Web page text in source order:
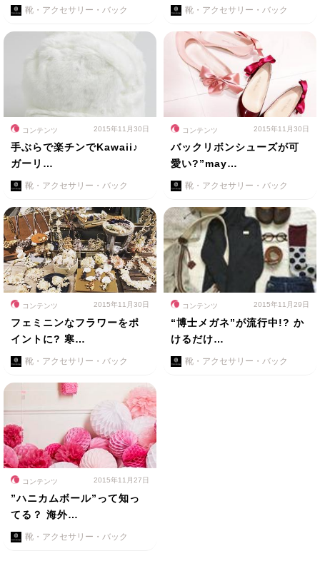
靴・アクセサリー・バック 靴・アクセサリー・バック
コンテンツ 2015年11月30日
手ぶらで楽チンでKawaii♪
ガーリ…
靴・アクセサリー・バック
コンテンツ 2015年11月30日
バックリボンシューズが可
愛い?”may…
靴・アクセサリー・バック
コンテンツ 2015年11月30日
フェミニンなフラワーをポ
イントに? 寒…
靴・アクセサリー・バック
コンテンツ 2015年11月29日
“博士メガネ”が流行中!? か
けるだけ…
靴・アクセサリー・バック
コンテンツ 2015年11月27日
”ハニカムボール”って知っ
てる？ 海外…
靴・アクセサリー・バック